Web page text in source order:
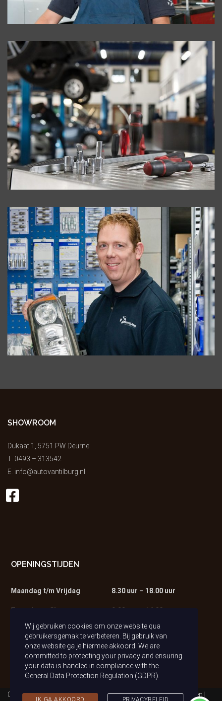
SHOWROOM
Dukaat 1, 5751 PW Deurne
T. 0493 – 313542
E. info@autovantilburg.nl
OPENINGSTIJDEN
Maandag t/m Vrijdag 8.30 uur – 18.00 uur
Zaterdag – Showroom 9.00 uur – 14.00 uur
Zaterdag – Werkplaats 9.00 uur – 13.00 uur
Copyright © 2021 Auto van Tilburg | Alle rechten voorbehouden |
Wij gebruiken cookies om onze website qua
gebruikersgemak te verbeteren. Bij gebruik van
onze website ga je hiermee akkoord. We are
committed to protecting your privacy and ensuring
your data is handled in compliance with the
General Data Protection Regulation (GDPR)
IK GA AKKOORD PRIVACYBELEID